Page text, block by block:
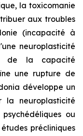
la toxicomanie
aux troubles
(incapacité à
neuroplasticité
de la capacité
une rupture de
développe un
la neuroplasticité
ou
précliniques